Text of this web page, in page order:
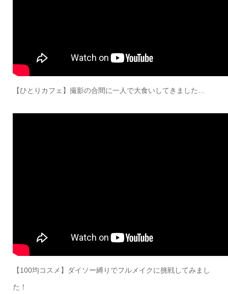
【ひとりカフェ】撮影の合間に一人で大食いしてきました…
【100均コスメ】ダイソー縛りでフルメイクに挑戦してみまし
た！